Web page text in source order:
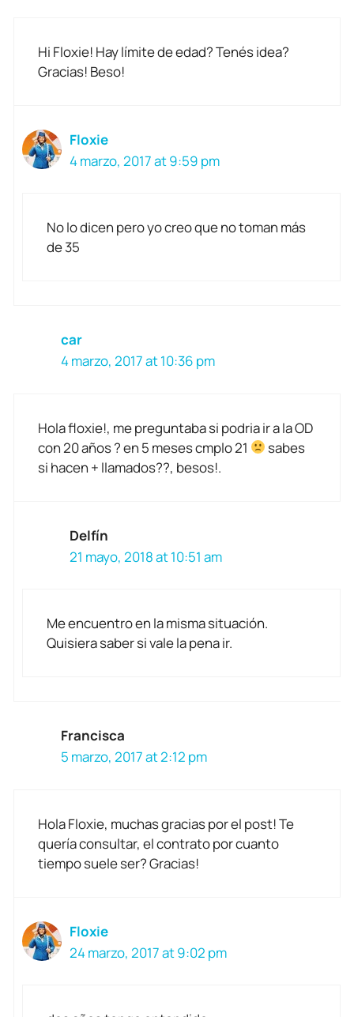
Hi Floxie! Hay límite de edad? Tenés idea?
Gracias! Beso!
Floxie
4 marzo, 2017 at 9:59 pm
No lo dicen pero yo creo que no toman más
de 35
car
4 marzo, 2017 at 10:36 pm
Hola floxie!, me preguntaba si podria ir a la OD
con 20 años ? en 5 meses cmplo 21
sabes
si hacen + llamados??, besos!.
Delfín
21 mayo, 2018 at 10:51 am
Me encuentro en la misma situación.
Quisiera saber si vale la pena ir.
Francisca
5 marzo, 2017 at 2:12 pm
Hola Floxie, muchas gracias por el post! Te
quería consultar, el contrato por cuanto
tiempo suele ser? Gracias!
Floxie
24 marzo, 2017 at 9:02 pm